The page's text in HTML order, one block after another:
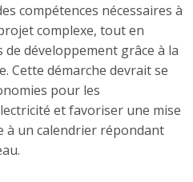
compétences nécessaires à
complexe, tout en
développement grâce à la
Cette démarche devrait se
pour les
et favoriser une mise
à un calendrier répondant